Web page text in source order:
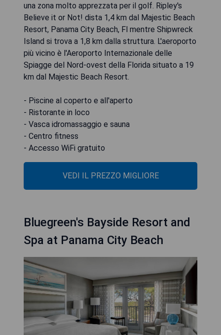
una zona molto apprezzata per il golf. Ripley's
Believe it or Not! dista 1,4 km dal Majestic Beach
Resort, Panama City Beach, Fl mentre Shipwreck
Island si trova a 1,8 km dalla struttura. L'aeroporto
più vicino è l'Aeroporto Internazionale delle
Spiagge del Nord-ovest della Florida situato a 19
km dal Majestic Beach Resort.
- Piscine al coperto e all'aperto
- Ristorante in loco
- Vasca idromassaggio e sauna
- Centro fitness
- Accesso WiFi gratuito
VEDI IL PREZZO MIGLIORE
Bluegreen's Bayside Resort and
Spa at Panama City Beach